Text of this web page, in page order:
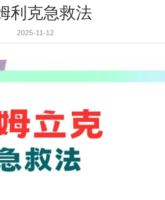
利克急救法
2025-11-12